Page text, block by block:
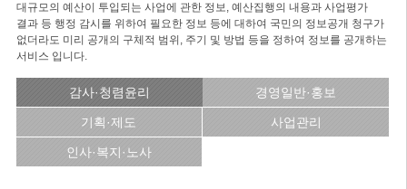
대규모의 예산이 투입되는 사업에 관한 정보, 예산집행의 내용과 사업평가
결과 등 행정 감시를 위하여 필요한 정보 등에 대하여 국민의 정보공개 청구가
없더라도 미리 공개의 구체적 범위, 주기 및 방법 등을 정하여 정보를 공개하는
서비스 입니다.
감사·청렴윤리 경영일반·홍보
기획·제도 사업관리
인사·복지·노사